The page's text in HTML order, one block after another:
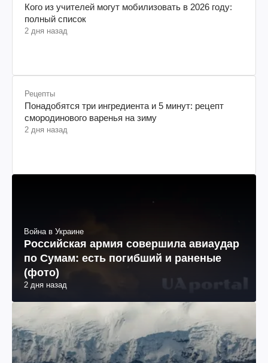
Кого из учителей могут мобилизовать в 2026 году:
полный список
2 дня назад
Рецепты
Понадобятся три ингредиента и 5 минут: рецепт
смородинового варенья на зиму
2 дня назад
Война в Украине
Российская армия совершила авиаудар
по Сумам: есть погибший и раненые
(фото)
2 дня назад